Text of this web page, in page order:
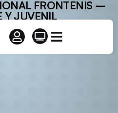
FRONTENIS –
Y JUVENIL